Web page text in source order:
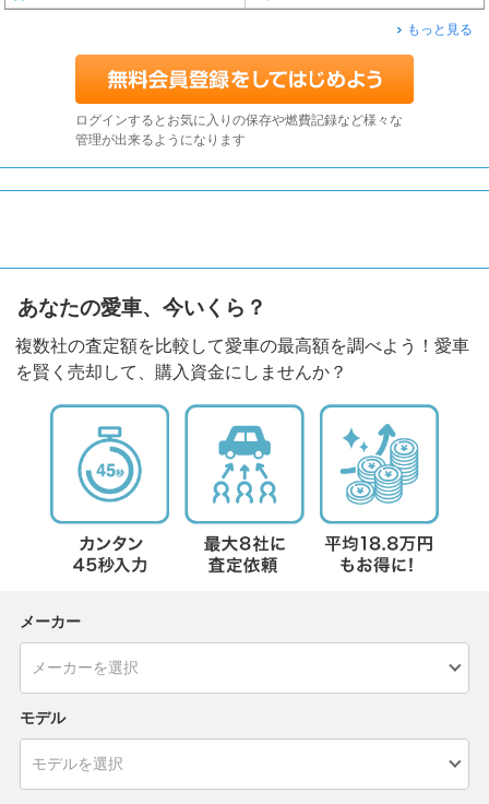
もっと見る
ログインするとお気に入りの保存や燃費記録など様々な
管理が出来るようになります
あなたの愛車、今いくら？
複数社の査定額を比較して愛車の最高額を調べよう！愛車
を賢く売却して、購入資金にしませんか？
メーカー
モデル